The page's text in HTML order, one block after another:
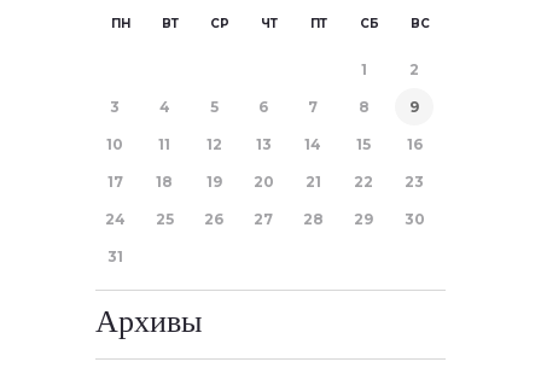
ПН ВТ СР ЧТ ПТ СБ ВС
1 2
3 4 5 6 7 8 9
10 11 12 13 14 15 16
17 18 19 20 21 22 23
24 25 26 27 28 29 30
31
Архивы